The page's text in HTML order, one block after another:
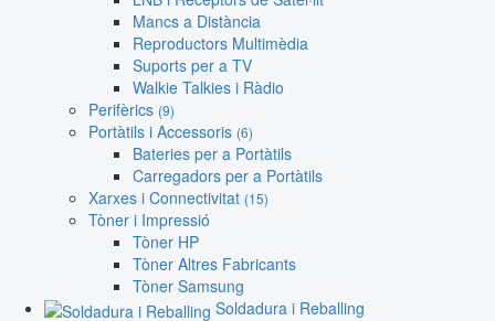
Mancs a Distància
Reproductors Multimèdia
Suports per a TV
Walkie Talkies i Ràdio
Perifèrics (9)
Portàtils i Accessoris (6)
Bateries per a Portàtils
Carregadors per a Portàtils
Xarxes i Connectivitat (15)
Tòner i Impressió
Tòner HP
Tòner Altres Fabricants
Tòner Samsung
Soldadura i Reballing